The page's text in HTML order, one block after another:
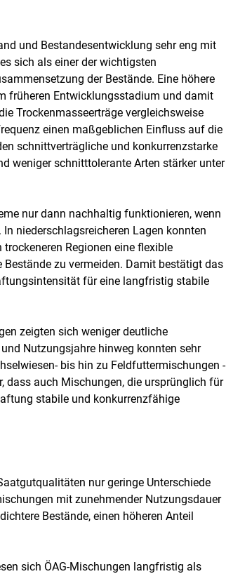
und Bestandesentwicklung sehr eng mit
sich als einer der wichtigsten
der Bestände. Eine höhere
früheren Entwicklungsstadium und damit
Trockenmasseerträge vergleichsweise
einen maßgeblichen Einfluss auf die
schnittverträgliche und konkurrenzstarke
weniger schnitttolerante Arten stärker unter
nur dann nachhaltig funktionieren, wenn
niederschlagsreicheren Lagen konnten
Regionen eine flexible
zu vermeiden. Damit bestätigt das
für eine langfristig stabile
zeigten sich weniger deutliche
Nutzungsjahre hinweg konnten sehr
bis hin zu Feldfuttermischungen -
dass auch Mischungen, die ursprünglich für
stabile und konkurrenzfähige
nur geringe Unterschiede
mit zunehmender Nutzungsdauer
Bestände, einen höheren Anteil
sich ÖAG-Mischungen langfristig als